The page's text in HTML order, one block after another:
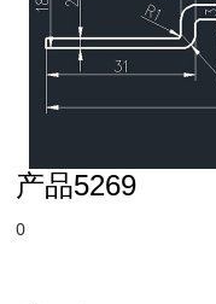
产品5269
0